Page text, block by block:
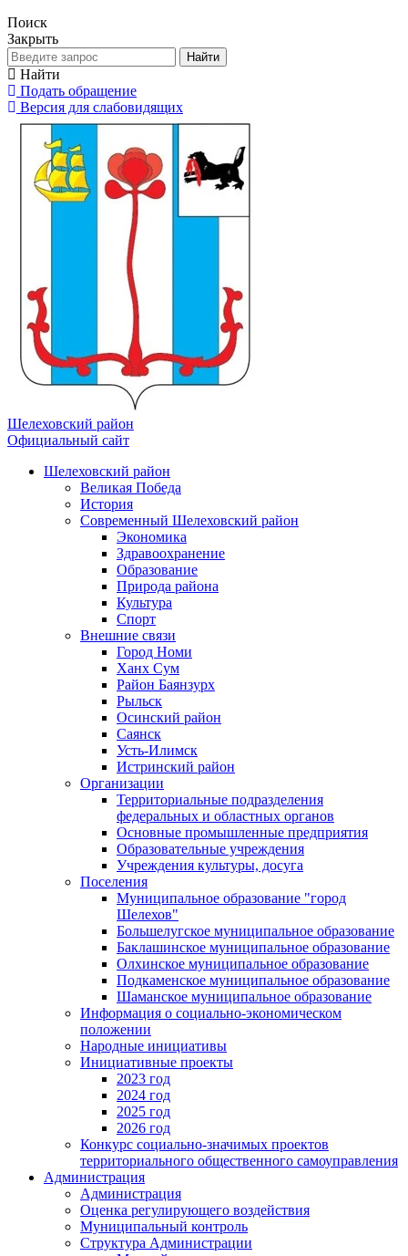
Поиск
Закрыть
Найти
Найти
Подать обращение
Версия для слабовидящих
Шелеховский район
Официальный сайт
Шелеховский район
Великая Победа
История
Современный Шелеховский район
Экономика
Здравоохранение
Образование
Природа района
Культура
Спорт
Внешние связи
Город Номи
Ханх Сум
Район Баянзурх
Рыльск
Осинский район
Саянск
Усть-Илимск
Истринский район
Организации
Территориальные подразделения
федеральных и областных органов
Основные промышленные предприятия
Образовательные учреждения
Учреждения культуры, досуга
Поселения
Муниципальное образование "город
Шелехов"
Большелугское муниципальное образование
Баклашинское муниципальное образование
Олхинское муниципальное образование
Подкаменское муниципальное образование
Шаманское муниципальное образование
Информация о социально-экономическом
положении
Народные инициативы
Инициативные проекты
2023 год
2024 год
2025 год
2026 год
Конкурс социально-значимых проектов
территориального общественного самоуправления
Администрация
Администрация
Оценка регулирующего воздействия
Муниципальный контроль
Структура Администрации